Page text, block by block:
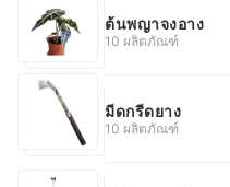
ต้นพญาจงอาง
10 ผลิตภัณฑ์
มีดกรีดยาง
10 ผลิตภัณฑ์